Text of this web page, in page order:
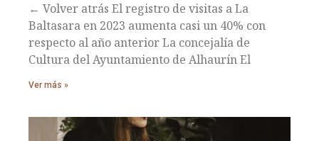
← Volver atrás El registro de visitas a La
Baltasara en 2023 aumenta casi un 40% con
respecto al año anterior La concejalía de
Cultura del Ayuntamiento de Alhaurín El
Ver más »